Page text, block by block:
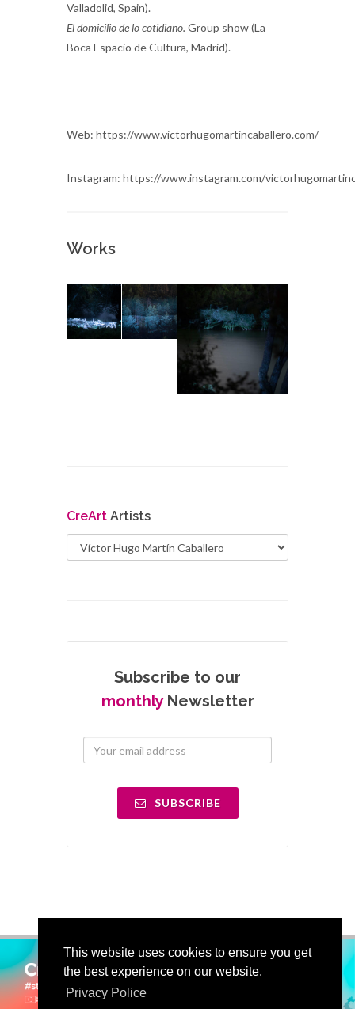
This website uses cookies to ensure you get
the best experience on our website.
Privacy Police
Valladolid, Spain).
El domicilio de lo cotidiano. Group show (La
Boca Espacio de Cultura, Madrid).
Web: https://www.victorhugomartincaballero.com/
Instagram: https://www.instagram.com/
Works
CreArt Artists
Subscribe to our
monthlyNewsletter
SUBSCRIBE